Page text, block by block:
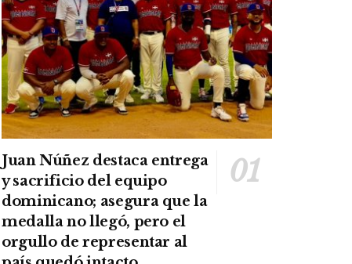
Juan Núñez destaca entrega
y sacrificio del equipo
dominicano; asegura que la
medalla no llegó, pero el
orgullo de representar al